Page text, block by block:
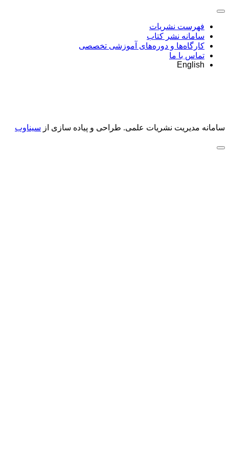
فهرست نشریات
سامانه نشر کتاب
کارگاه‌ها و دوره‌های آموزشی تخصصی
تماس با ما
English
سامانه مدیریت نشریات علمی. طراحی و پیاده سازی از سیناوب